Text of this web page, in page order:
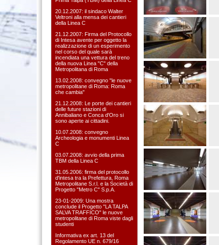
20.12.2007: il sindaco Walter
Veltroni alla mensa dei cantieri
della Linea C
21.12.2007: Firma del Protocollo
di Intesa avente per oggetto la
realizzazione di un esperimento
nel corso del quale sarà
incendiata una vettura del treno
della nuova Linea "C" della
Metropolitana di Roma
13.02.2008: convegno "le nuove
metropolitane di Roma: Roma
che cambia"
21.12.2008: Le porte dei cantieri
delle future stazioni di
Annibaliano e Conca d'Oro si
sono aperte ai cittadini.
10.07.2008: convegno
Archeologia e monumenti Linea
C
03.07.2008: avvio della prima
TBM della Linea C
31.05.2006: firma del protocollo
d'intesa tra la Prefettura, Roma
Metropolitane S.r.l. e la Società di
Progetto "Metro C" S.p.A.
23-01-2009: Una mostra
conclude il Progetto "LA TALPA
SALVA TRAFFICO" le nuove
metropolitane di Roma viste dagli
studenti
Informativa ex art. 13 del
Regolamento UE n. 679/16